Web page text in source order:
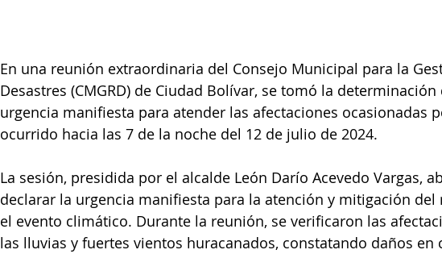
En una reunión extraordinaria del Consejo Municipal para la
Desastres (CMGRD) de Ciudad Bolívar, se tomó la
urgencia manifiesta para atender las afectaciones ocasionadas
ocurrido hacia las 7 de la noche del 12 de julio de 2024.
La sesión, presidida por el alcalde León Darío Acevedo Vargas,
declarar la urgencia manifiesta para la atención y mitigación del
el evento climático. Durante la reunión, se verificaron las
las lluvias y fuertes vientos huracanados, constatando daños en